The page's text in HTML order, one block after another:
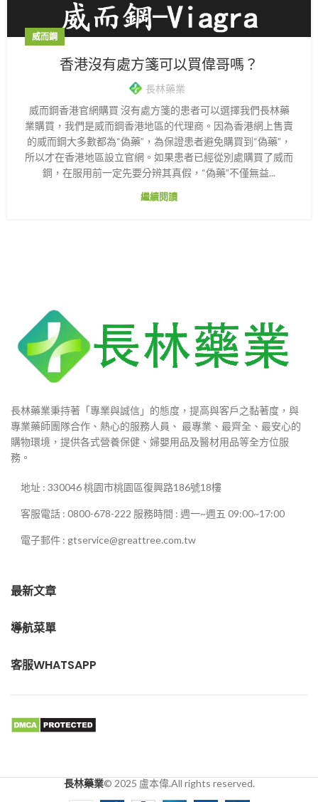
威而鋼
香港沒有處方箋可以買偉哥嗎？
長林藥業
威而鋼香港官網購買 沒有處方箋的患者可以選擇我們長林藥
業購買，我們是威而鋼香港地區的代理商。因為香港網上售賣
的威而鋼大多數都為“偽藥”，為保證患者避免購買到“偽藥”，
所以才在香港地區設立官網。如果患者已經從別處購買了威而
鋼，在服用前一定先要分辨其真假，“偽藥”不僅無益...
繼續閱讀
長林藥業秉持著「專業與誠信」的態度，提高與客戶之黏著度，與
專業藥師團隊合作、熱心的服務人員、 最專業、最齊全、最安心的
購物環境，提供各式營養保健、婦嬰用品及醫材用品等全方位服
務。
地址 : 330046 桃園市桃園區復興路186號18樓
客服電話 : 0800-678-222 服務時間 : 週一~週五 09:00~17:00
電子郵件 : gtservice@greattree.com.tw
最新文章
導航菜單
客服WHATSAPP
長林藥業© 2025 盧本偉.All rights reserved.